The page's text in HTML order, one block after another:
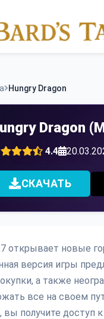
Hungry Dragon
Dragon
4.4
СКАЧАТЬ
открывает новые
версия игры
а также
все на своем
вы получите